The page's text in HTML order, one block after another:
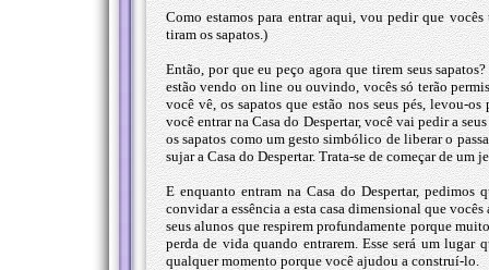
Como estamos para entrar aqui, vou pedir que
tiram os sapatos.)
Então, por que eu peço agora que tirem seus
estão vendo on line ou ouvindo, vocês só terão
você vê, os sapatos que estão nos seus pés, levou-
você entrar na Casa do Despertar, você vai pedir a
os sapatos como um gesto simbólico de liberar o
sujar a Casa do Despertar. Trata-se de começar de um
E enquanto entram na Casa do Despertar, pedimos
convidar a essência a esta casa dimensional que
seus alunos que respirem profundamente porque
perda de vida quando entrarem. Esse será um lugar
qualquer momento porque você ajudou a construí-lo.